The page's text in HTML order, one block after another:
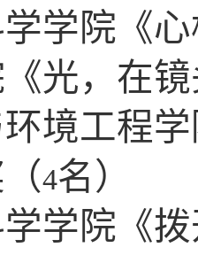
学院 《
《光，在
境工程
4名）
学院《